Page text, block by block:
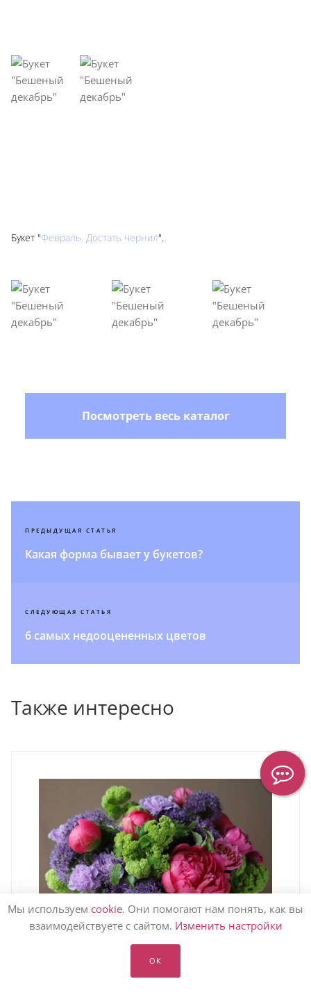
Букет "Февраль. Достать чернил".
Посмотреть весь каталог
ПРЕДЫДУЩАЯ СТАТЬЯ
Какая форма бывает у букетов?
СЛЕДУЮЩАЯ СТАТЬЯ
6 самых недооцененных цветов
Также интересно
Мы используем cookie. Они помогают нам понять, как вы
взаимодействуете с сайтом. Изменить настройки
ОК